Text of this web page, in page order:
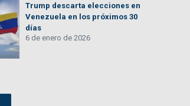
Trump descarta elecciones en
Venezuela en los próximos 30
días
6 de enero de 2026